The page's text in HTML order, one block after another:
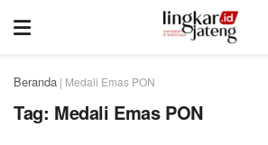
Beranda | Medali Emas PON
Tag: Medali Emas PON